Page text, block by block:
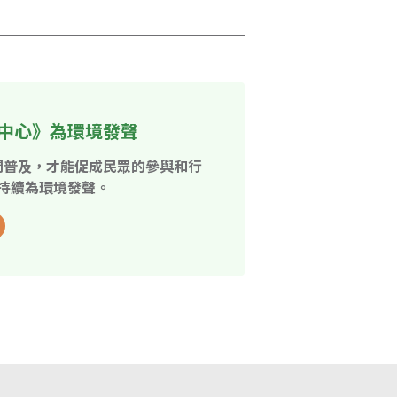
心》為環境發聲
及，才能促成民眾的參與和行
續為環境發聲。